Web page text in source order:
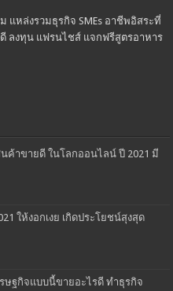
แหล่งรวมธุรกิจ SMEs อาชีพอิสระที่
ลงทุน แฟรนไชส์ แจกฟรีสูตรอาหาร
ค้าขายดี ในโลกออนไลน์ ปี 2021 มี
ให้งอกเงย เกิดประโยชน์สุงสุด
ษฐกิจแบบนี้ขายอะไรดี ทำธุรกิจ